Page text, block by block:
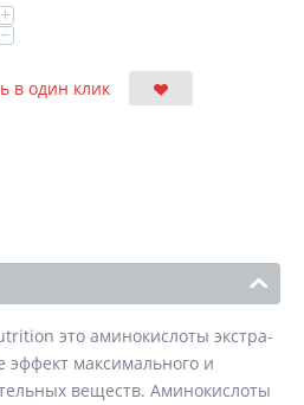
+
−
в один клик
это аминокислоты экстра-
максимального и
веществ. Аминокислоты